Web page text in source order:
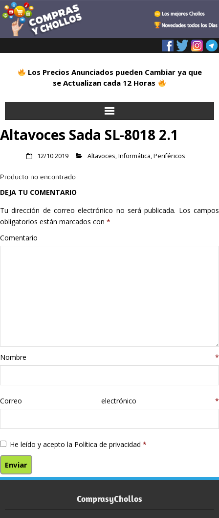
Los Precios Anunciados pueden Cambiar ya que
se Actualizan cada 12 Horas
Inicio
Alimentación
Blog
Deportes
libros
Altavoces Sada SL-8018 2.1
12/10 2019 Altavoces,Informática,Periféricos
Producto no encontrado
DEJA TU COMENTARIO
Tu dirección de correo electrónico no será publicada. Los campos
obligatorios están marcados con *
Comentario
Nombre *
Correo electrónico *
He leído y acepto la Política de privacidad *
ComprasyChollos